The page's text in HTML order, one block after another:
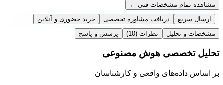
مشاهده تمام مشخصات فنی ←
ارسال سریع
دریافت مشاوره تخصصی
خرید حضوری و آنلاین
مشخصات و تحلیل
نظرات (10) پرسش و پاسخ
تحلیل تخصصی هوش مصنوعی
بر اساس داده‌های واقعی و کارشناسان